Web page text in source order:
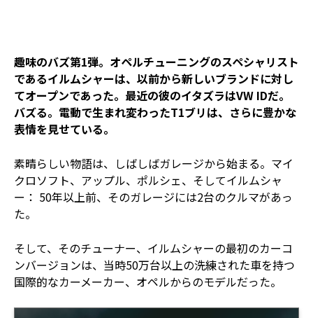
趣味のバズ第1弾。オペルチューニングのスペシャリスト
であるイルムシャーは、以前から新しいブランドに対し
てオープンであった。最近の彼のイタズラはVW IDだ。
バズる。電動で生まれ変わったT1ブリは、さらに豊かな
表情を見せている。
素晴らしい物語は、しばしばガレージから始まる。マイ
クロソフト、アップル、ポルシェ、そしてイルムシャ
ー： 50年以上前、そのガレージには2台のクルマがあっ
た。
そして、そのチューナー、イルムシャーの最初のカーコ
ンバージョンは、当時50万台以上の洗練された車を持つ
国際的なカーメーカー、オペルからのモデルだった。